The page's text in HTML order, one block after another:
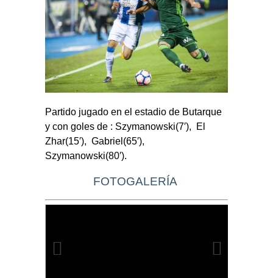
Partido jugado en el estadio de Butarque
y con goles de : Szymanowski(7′), El
Zhar(15′), Gabriel(65′),
Szymanowski(80′).
FOTOGALERÍA